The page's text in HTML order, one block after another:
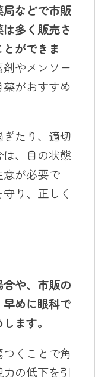
局などで市販
多く販売さ
ができま
やメンソー
がおすすめ
たり、適切
、目の状態
が必要で
り、正しく
合や、市販の
早めに眼科で
ます。
くことで角
の低下を引